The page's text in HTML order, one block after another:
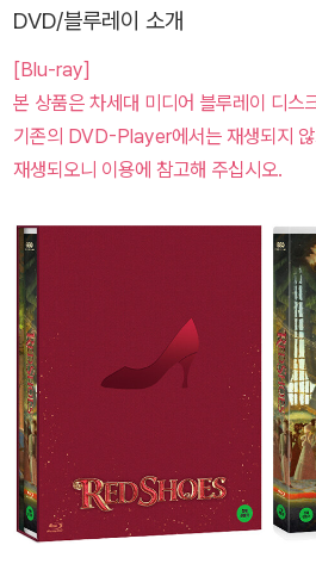
DVD/블루레이 소개
[Blu-ray]
본 상품은 차세대 미디어 블루레이 디스
기존의 DVD-Player에서는 재생되지
재생되오니 이용에 참고해 주십시오.